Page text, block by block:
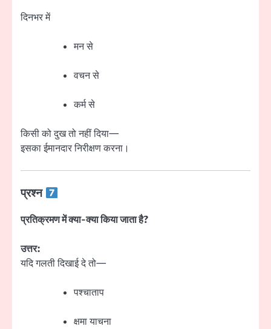
दिनभर में
मन से
वचन से
कर्म से
किसी को दुख तो नहीं दिया—
इसका ईमानदार निरीक्षण करना।
प्रश्न
प्रतिक्रमण में क्या-क्या किया जाता है?
उत्तर:
यदि गलती दिखाई दे तो—
पश्चाताप
क्षमा याचना